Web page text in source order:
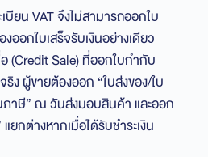
บียน VAT จึงไม่สามารถออกใบ
ออกใบเสร็จรับเงินอย่างเดียว
(Credit Sale) ที่ออกใบกำกับ
ง ผู้ขายต้องออก “ใบส่งของ/ใบ
าษี” ณ วันส่งมอบสินค้า และออก
แยกต่างหากเมื่อได้รับชำระเงิน